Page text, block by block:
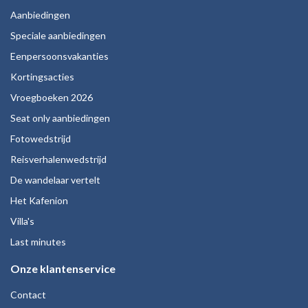
Aanbiedingen
Speciale aanbiedingen
Eenpersoonsvakanties
Kortingsacties
Vroegboeken 2026
Seat only aanbiedingen
Fotowedstrijd
Reisverhalenwedstrijd
De wandelaar vertelt
Het Kafenion
Villa's
Last minutes
Onze klantenservice
Contact